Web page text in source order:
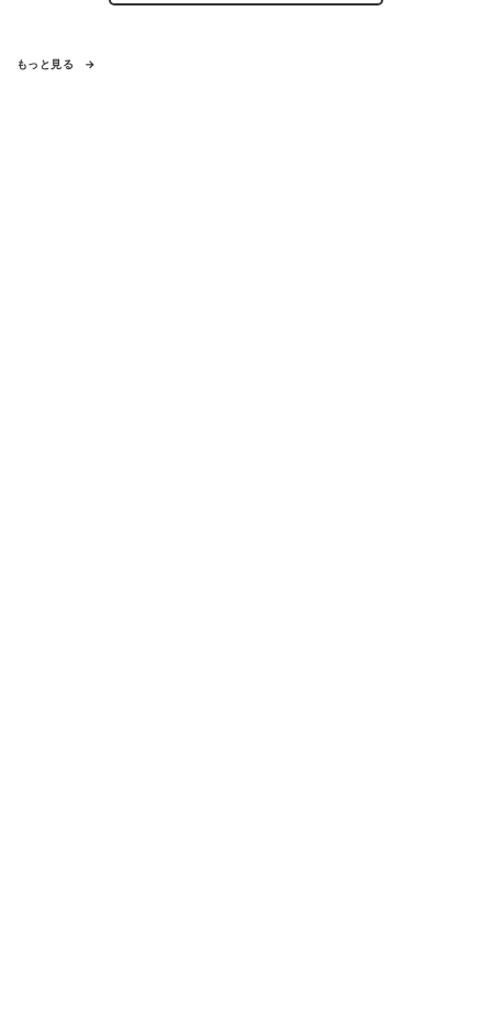
もっと見る